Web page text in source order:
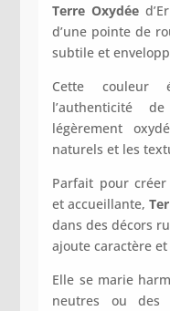
Terre Oxydée
d’une pointe de
subtile et
Cette couleur
l’authenticité
légèrement
naturels et les
Parfait pour
et accueillante,
dans des décors
ajoute caractère et
Elle se marie
neutres ou